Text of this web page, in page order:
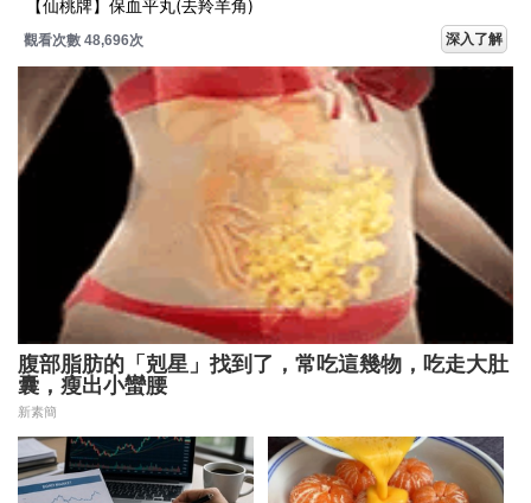
【仙桃牌】保血平丸(去羚羊角)
觀看次數 48,696次 深入了解
腹部脂肪的「剋星」找到了，常吃這幾物，吃走大肚
囊，瘦出小蠻腰
新素簡